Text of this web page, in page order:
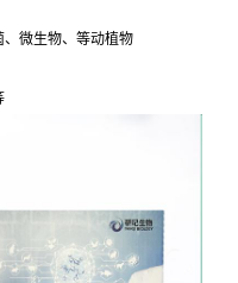
微生物、等动植物